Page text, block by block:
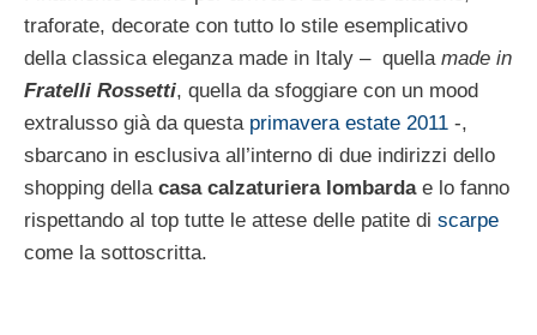
traforate, decorate con tutto lo stile esemplicativo
della classica eleganza made in Italy – quella made in
Fratelli Rossetti, quella da sfoggiare con un mood
extralusso già da questa primavera estate 2011 -,
sbarcano in esclusiva all’interno di due indirizzi dello
shopping della casa calzaturiera lombardae lo fanno
rispettando al top tutte le attese delle patite di scarpe
come la sottoscritta.